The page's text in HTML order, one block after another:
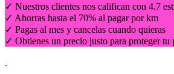
✓ Nuestros clientes nos califican con 4.7
✓ Ahorras hasta el 70% al pagar por km
✓ Pagas al mes y cancelas cuando quieras
✓ Obtienes un precio justo para proteger tu